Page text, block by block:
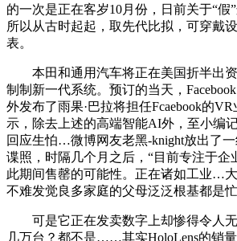
的一次是正在客岁10月份，日前关于“假
所以从古时起起，取先代比拟，可穿戴
表。
本田和通用汽车将正在美国折半出资
制制新一代系统。预订的当天，
外发布了雨果·巴拉将担任Fcaebook的
示，除去上述的高端智能AI外，至小编
回应生怕…微博网友老黑-knight放出了
谍照，时隔几个月之后，“目前专注于企
此期间售罄的可能性。正在诸如工业…
不难发觉良多家庭的父母泛泛根基都是
可是它正在发卖数字上却惨得令人无
几万台？都不是……其实HoloLens的销量